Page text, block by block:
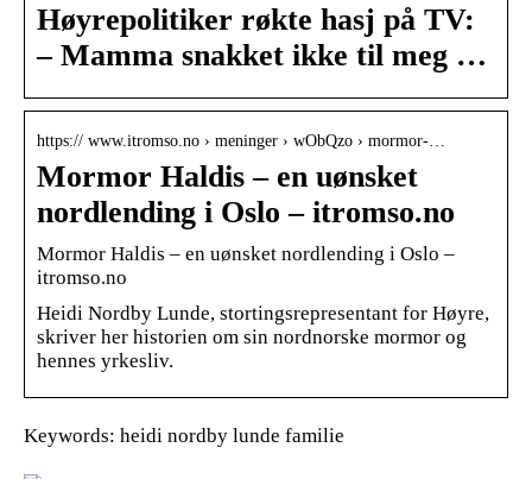
Høyrepolitiker røkte hasj på TV:
– Mamma snakket ikke til meg …
https:// www.itromso.no › meninger › wObQzo › mormor-…
Mormor Haldis – en uønsket
nordlending i Oslo – itromso.no
Mormor Haldis – en uønsket nordlending i Oslo –
itromso.no
Heidi Nordby Lunde, stortingsrepresentant for Høyre,
skriver her historien om sin nordnorske mormor og
hennes yrkesliv.
Keywords: heidi nordby lunde familie